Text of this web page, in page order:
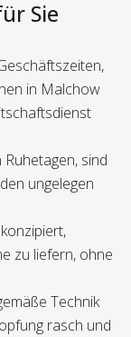
Sie
in Malchow
sind
ungelegen
zu liefern, ohne
Technik
rasch und